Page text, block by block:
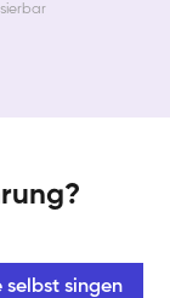
selbst singen